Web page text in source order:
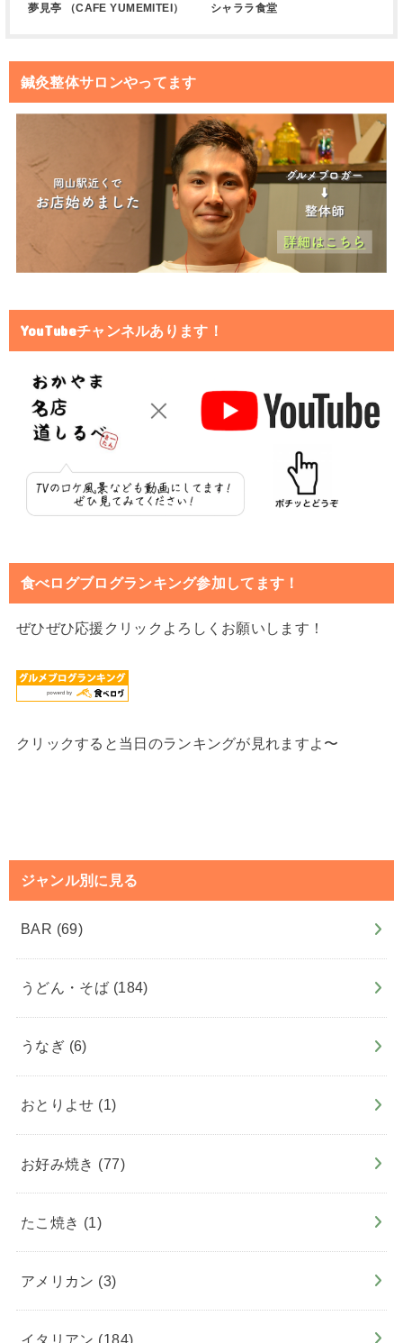
夢見亭 （CAFE YUMEMITEI） シャララ食堂
鍼灸整体サロンやってます
YouTubeチャンネルあります！
食べログブログランキング参加してます！
ぜひぜひ応援クリックよろしくお願いします！
クリックすると当日のランキングが見れますよ〜
ジャンル別に見る
BAR (69)
うどん・そば (184)
うなぎ (6)
おとりよせ (1)
お好み焼き (77)
たこ焼き (1)
アメリカン (3)
イタリアン (184)